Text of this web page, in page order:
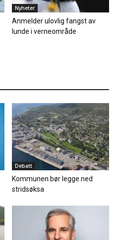
Nyheter
Anmelder ulovlig fangst av
lunde i verneområde
Debatt
Kommunen bør legge ned
stridsøksa